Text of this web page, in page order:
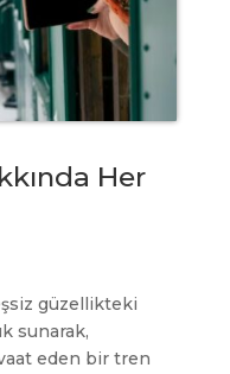
Her
güzellikteki
sunarak,
eden bir tren